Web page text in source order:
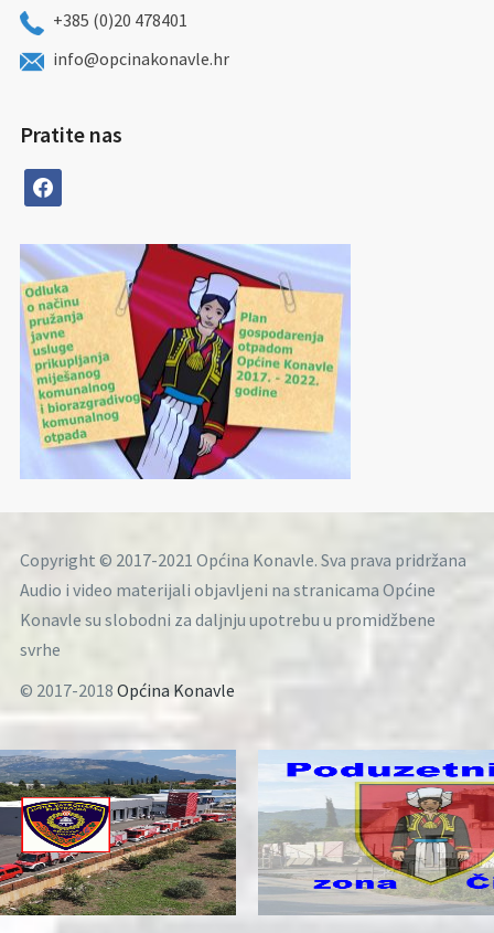
+385 (0)20 478401
info@opcinakonavle.hr
Pratite nas
facebook
Copyright © 2017-2021 Općina Konavle. Sva prava pridržana
Audio i video materijali objavljeni na stranicama Općine
Konavle su slobodni za daljnju upotrebu u promidžbene
svrhe
© 2017-2018 Općina Konavle